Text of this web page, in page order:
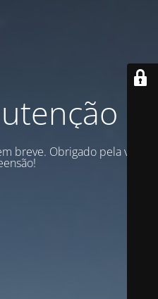
breve. Obrigado pela vossa